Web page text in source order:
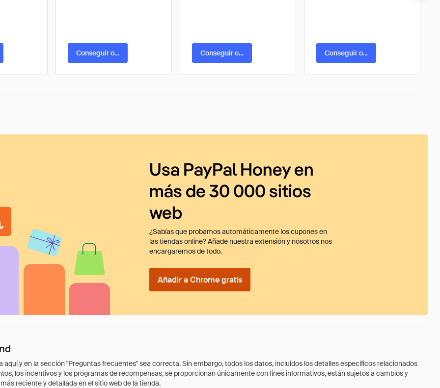
Conseguir oferta Conseguir oferta Conseguir oferta
Usa PayPal Honey en
más de 30 000 sitios
web
¿Sabías que probamos automáticamente los cupones en
las tiendas online? Añade nuestra extensión y nosotros nos
encargaremos de todo.
Añadir a Chrome gratis
y en la sección "Preguntas frecuentes" sea correcta. Sin embargo, todos los datos, incluidos los detalles específicos relacionados
los incentivos y los programas de recompensas, se proporcionan únicamente con fines informativos, están sujetos a cambios y
reciente y detallada en el sitio web de la tienda.